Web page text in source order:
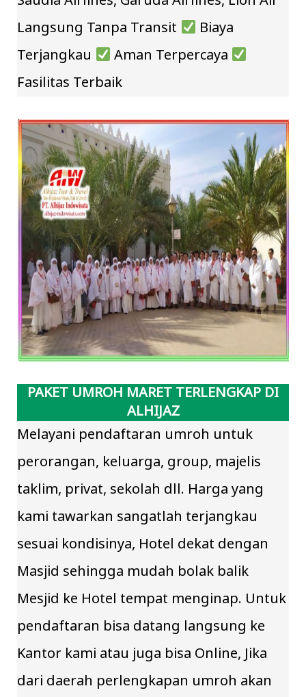
Langsung Tanpa Transit
Biaya
Terjangkau
Aman Terpercaya
Fasilitas Terbaik
PAKET UMROH MARET TERLENGKAP DI
ALHIJAZ
Melayani pendaftaran umroh untuk
perorangan, keluarga, group, majelis
taklim, privat, sekolah dll. Harga yang
kami tawarkan sangatlah terjangkau
sesuai kondisinya, Hotel dekat dengan
Masjid sehingga mudah bolak balik
Mesjid ke Hotel tempat menginap. Untuk
pendaftaran bisa datang langsung ke
Kantor kami atau juga bisa Online, Jika
dari daerah perlengkapan umroh akan